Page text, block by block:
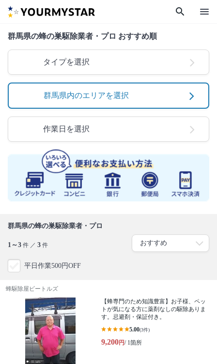
search menu
群馬県の蜂の巣駆除業者・プロ おすすめ順
タイプを選択
群馬県内のエリアを選択
作業日を選択
群馬県の蜂の巣駆除業者・プロ
1～3 件 ／ 3 件
平日作業500円OFF
蜂駆除屋ビートルズ
【蜂専門のため知識豊富】お子様、ペッ
トが気になる方に薬剤なしの駆除ありま
す。忌避剤・保証付き。
5.00(3件)
9,200円/ 1箇所